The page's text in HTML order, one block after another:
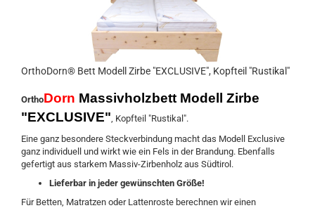
OrthoDorn® Bett Modell Zirbe "EXCLUSIVE", Kopfteil "Rustikal"
OrthoDorn Massivholzbett Modell Zirbe
"EXCLUSIVE", Kopfteil "Rustikal".
Eine ganz besondere Steckverbindung macht das Modell Exclusive
ganz individuell und wirkt wie ein Fels in der Brandung. Ebenfalls
gefertigt aus starkem Massiv-Zirbenholz aus Südtirol.
Lieferbar in jeder gewünschten Größe!
Für Betten, Matratzen oder Lattenroste berechnen wir einen